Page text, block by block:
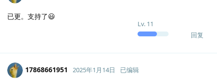
Lv. 11
已更。支持了😃
回复
17868661951 2025年1月14日 已编辑